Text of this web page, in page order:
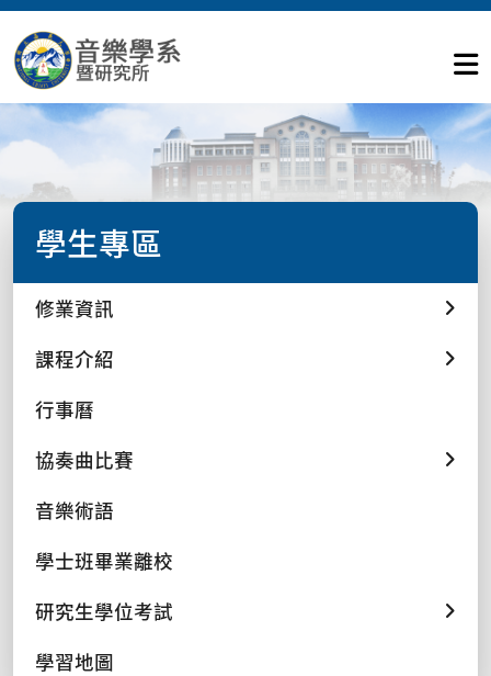
學生專區
修業資訊
課程介紹
行事曆
協奏曲比賽
音樂術語
學士班畢業離校
研究生學位考試
學習地圖